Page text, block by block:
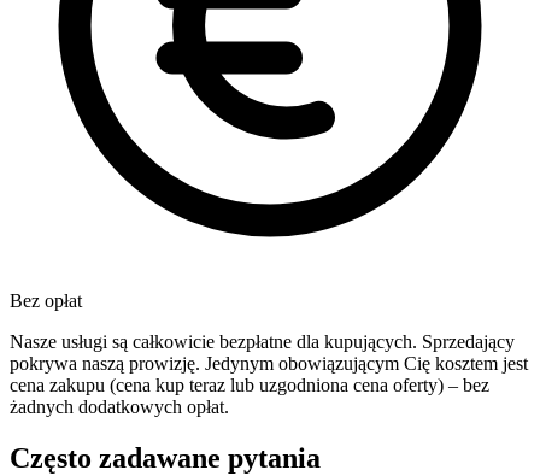
Bez opłat
Nasze usługi są całkowicie bezpłatne dla kupujących. Sprzedający
pokrywa naszą prowizję. Jedynym obowiązującym Cię kosztem jest
cena zakupu (cena kup teraz lub uzgodniona cena oferty) – bez
żadnych dodatkowych opłat.
Często zadawane pytania